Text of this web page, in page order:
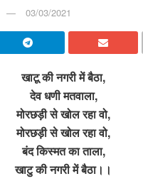
03/03/2021
खाटू की नगरी में बैठा,
देव धणी मतवाला,
मोरछड़ी से खोल रहा वो,
मोरछड़ी से खोल रहा वो,
बंद किस्मत का ताला,
खाटु की नगरी में बैठा।।